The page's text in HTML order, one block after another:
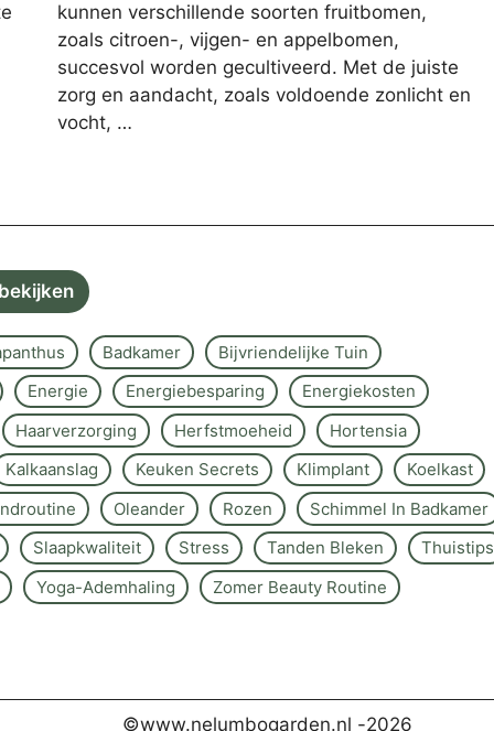
kunnen verschillende soorten fruitbomen,
zoals citroen-, vijgen- en appelbomen,
succesvol worden gecultiveerd. Met de juiste
zorg en aandacht, zoals voldoende zonlicht en
vocht, …
Badkamer
Bijvriendelijke Tuin
Energie Energiebesparing
Energiekosten
Haarverzorging Herfstmoeheid
Hortensia
Kalkaanslag Keuken Secrets Klimplant
Koelkast
Oleander Rozen
Schimmel In Badkamer
Slaapkwaliteit Stress Tanden Bleken
Thuistips
Yoga-Ademhaling
Zomer Beauty Routine
©www.nelumbogarden.nl -2026